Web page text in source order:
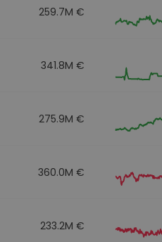
259.7M €
341.8M €
275.9M €
360.0M €
233.2M €